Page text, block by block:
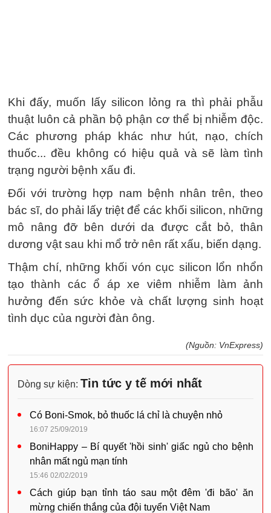
Khi đấy, muốn lấy silicon lỏng ra thì phải phẫu
thuật luôn cả phần bộ phận cơ thể bị nhiễm độc.
Các phương pháp khác như hút, nạo, chích
thuốc... đều không có hiệu quả và sẽ làm tình
trạng người bệnh xấu đi.
Đối với trường hợp nam bệnh nhân trên, theo
bác sĩ, do phải lấy triệt để các khối silicon, những
mô nâng đỡ bên dưới da được cắt bỏ, thân
dương vật sau khi mổ trở nên rất xấu, biến dạng.
Thậm chí, những khối vón cục silicon lổn nhổn
tạo thành các ổ áp xe viêm nhiễm làm ảnh
hưởng đến sức khỏe và chất lượng sinh hoạt
tình dục của người đàn ông.
(Nguồn: VnExpress)
Dòng sự kiện: Tin tức y tế mới nhất
Có Boni-Smok, bỏ thuốc lá chỉ là chuyện nhỏ
16:07 25/09/2019
BoniHappy – Bí quyết 'hồi sinh' giấc ngủ cho bệnh
nhân mất ngủ mạn tính
15:46 02/02/2019
Cách giúp bạn tỉnh táo sau một đêm 'đi bão' ăn
mừng chiến thắng của đội tuyển Việt Nam